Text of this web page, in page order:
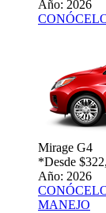
Año: 2026
Mirage G4
*Desde
Año: 2026
MANEJO